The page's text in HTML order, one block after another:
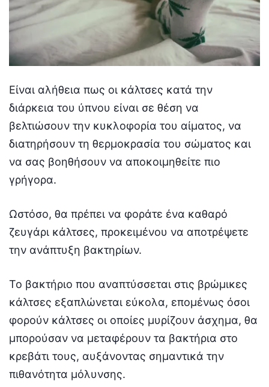
Είναι αλήθεια πως οι κάλτσες κατά την
διάρκεια του ύπνου είναι σε θέση να
βελτιώσουν την κυκλοφορία του αίματος, να
διατηρήσουν τη θερμοκρασία του σώματος και
να σας βοηθήσουν να αποκοιμηθείτε πιο
γρήγορα.
Ωστόσο, θα πρέπει να φοράτε ένα καθαρό
ζευγάρι κάλτσες, προκειμένου να αποτρέψετε
την ανάπτυξη βακτηρίων.
Το βακτήριο που αναπτύσσεται στις βρώμικες
κάλτσες εξαπλώνεται εύκολα, επομένως όσοι
φορούν κάλτσες οι οποίες μυρίζουν άσχημα, θα
μπορούσαν να μεταφέρουν τα βακτήρια στο
κρεβάτι τους, αυξάνοντας σημαντικά την
πιθανότητα μόλυνσης.